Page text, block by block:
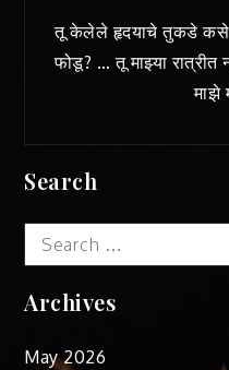
तू केलेले हृदयाचे तुकडे कसे
फोडू? … तू माझ्या
माझे
Search
Search
for:
Archives
May 2026